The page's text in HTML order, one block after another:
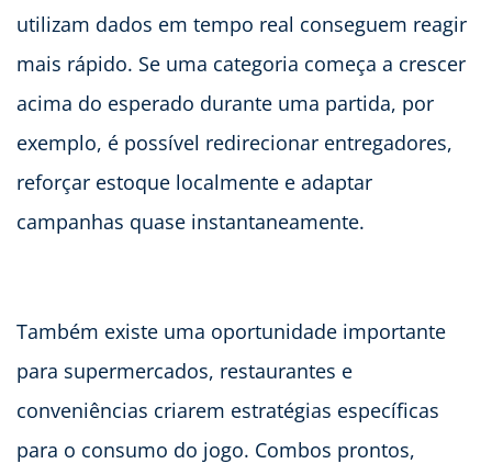
utilizam dados em tempo real conseguem reagir
mais rápido. Se uma categoria começa a crescer
acima do esperado durante uma partida, por
exemplo, é possível redirecionar entregadores,
reforçar estoque localmente e adaptar
campanhas quase instantaneamente.
Também existe uma oportunidade importante
para supermercados, restaurantes e
conveniências criarem estratégias específicas
para o consumo do jogo. Combos prontos,